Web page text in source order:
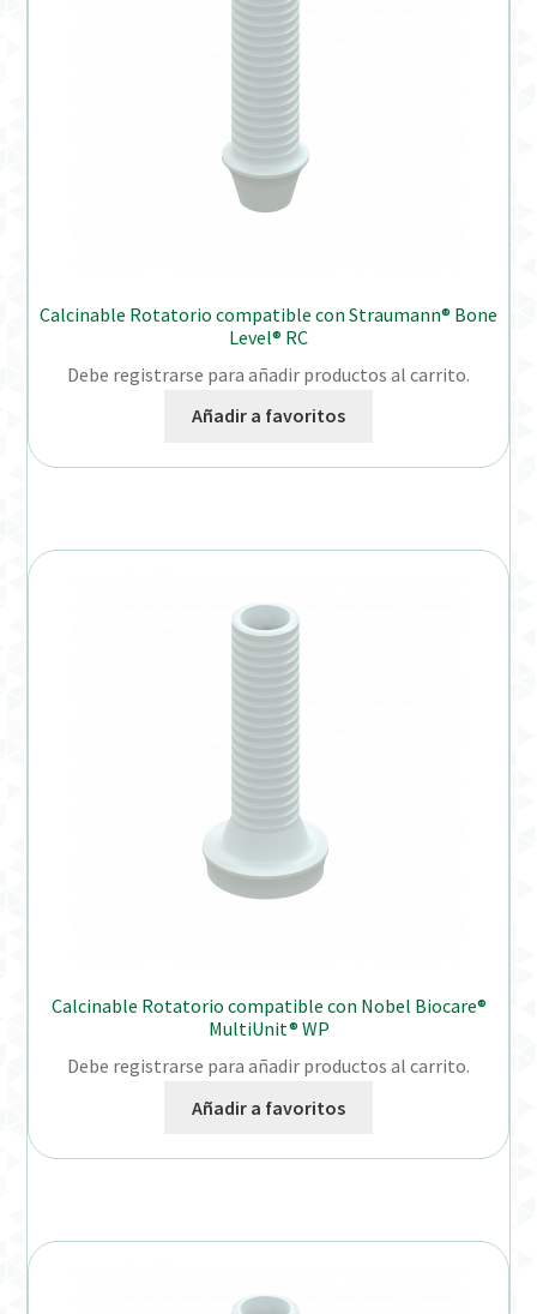
Calcinable Rotatorio compatible con Straumann® Bone
Level® RC
Debe registrarse para añadir productos al carrito.
Añadir a favoritos
Calcinable Rotatorio compatible con Nobel Biocare®
MultiUnit® WP
Debe registrarse para añadir productos al carrito.
Añadir a favoritos